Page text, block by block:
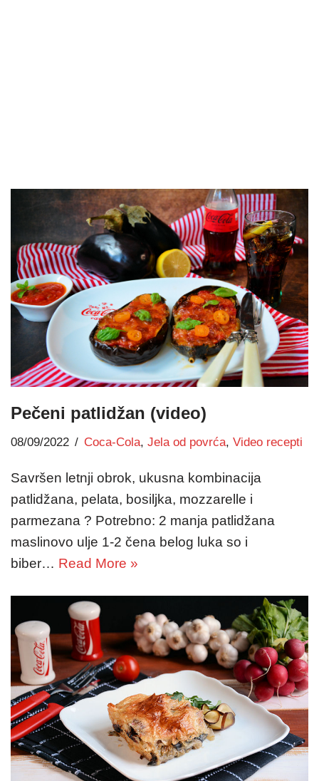
Pečeni patlidžan (video)
08/09/2022 Coca-Cola, Jela od povrća, Video recepti
Savršen letnji obrok, ukusna kombinacija
patlidžana, pelata, bosiljka, mozzarelle i
parmezana ? Potrebno: 2 manja patlidžana
maslinovo ulje 1-2 čena belog luka so i
biber… Read More »